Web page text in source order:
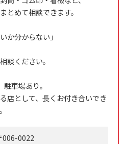
とめて相談できます。
か分からない」
談ください。
車場あり。
店として、長くお付き合いでき
006-0022